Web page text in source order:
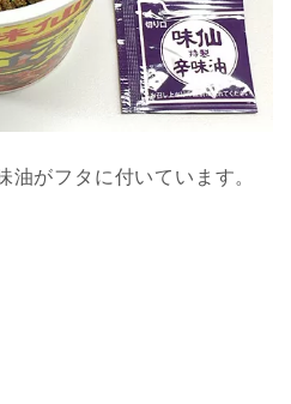
油がフタに付いています。